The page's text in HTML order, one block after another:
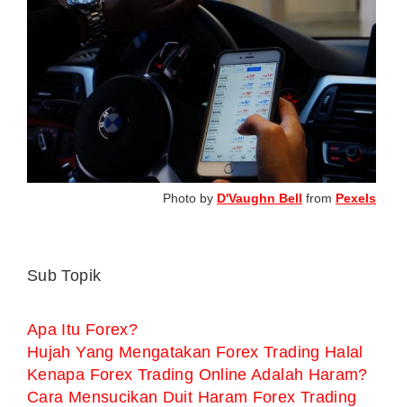
Photo by D'Vaughn Bell from Pexels
Sub Topik
Apa Itu Forex?
Hujah Yang Mengatakan Forex Trading Halal
Kenapa Forex Trading Online Adalah Haram?
Cara Mensucikan Duit Haram Forex Trading